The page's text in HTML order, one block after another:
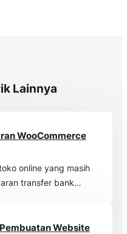
Lainnya
WooCommerce
online yang masih
transfer bank…
Website